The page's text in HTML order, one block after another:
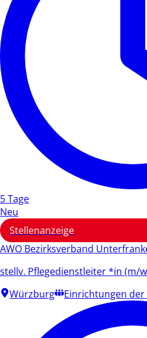
5 Tage
Neu
Stellenanzeige
AWO Bezirksverband
stellv. Pflegedienstleiter *in (m/
Würzburg
Einrichtungen